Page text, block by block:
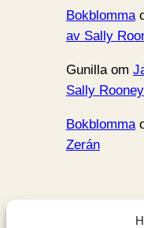
Bokblomma
av Sally
Gunillaom
Sally Rooney
Bokblomma
Zerán